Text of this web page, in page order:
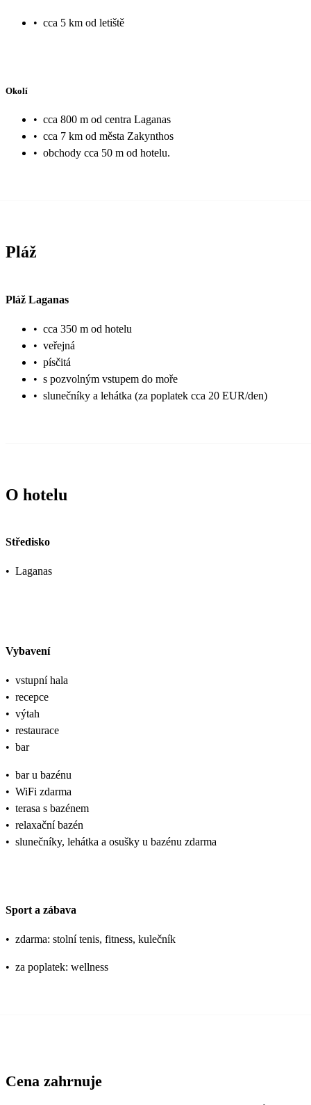
• cca 5 km od letiště
Okolí
• cca 800 m od centra Laganas
• cca 7 km od města Zakynthos
• obchody cca 50 m od hotelu.
Pláž
Pláž Laganas
• cca 350 m od hotelu
• veřejná
• písčitá
• s pozvolným vstupem do moře
• slunečníky a lehátka (za poplatek cca 20 EUR/den)
O hotelu
Středisko
• Laganas
Vybavení
• vstupní hala
• recepce
• výtah
• restaurace
• bar
• bar u bazénu
• WiFi zdarma
• terasa s bazénem
• relaxační bazén
• slunečníky, lehátka a osušky u bazénu zdarma
Sport a zábava
• zdarma: stolní tenis, fitness, kulečník
• za poplatek: wellness
Cena zahrnuje